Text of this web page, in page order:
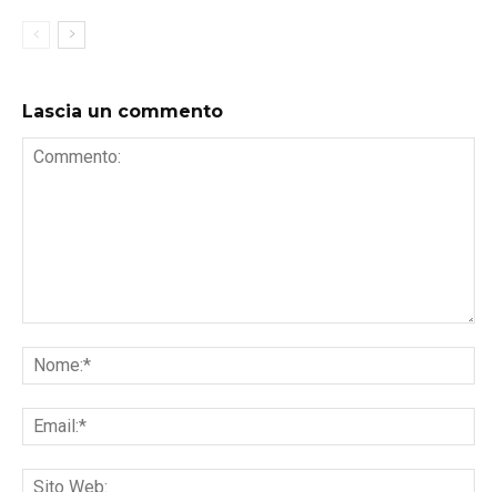
Lascia un commento